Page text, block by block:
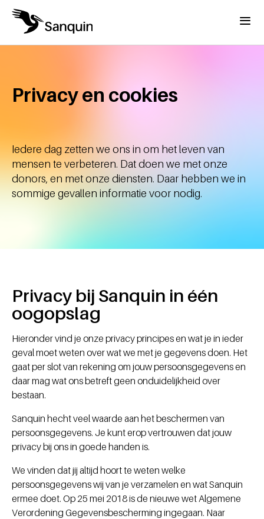
Overslaan en naar de inhoud gaan
Menu
Privacy en cookies
Iedere dag zetten we ons in om het leven van
mensen te verbeteren. Dat doen we met onze
donors, en met onze diensten. Daar hebben we in
sommige gevallen informatie voor nodig.
Privacy bij Sanquin in één
oogopslag
Hieronder vind je onze privacy principes en wat je in ieder
geval moet weten over wat we met je gegevens doen. Het
gaat per slot van rekening om jouw persoonsgegevens en
daar mag wat ons betreft geen onduidelijkheid over
bestaan.
Sanquin hecht veel waarde aan het beschermen van
persoonsgegevens. Je kunt erop vertrouwen dat jouw
privacy bij ons in goede handen is.
We vinden dat jij altijd hoort te weten welke
persoonsgegevens wij van je verzamelen en wat Sanquin
ermee doet. Op 25 mei 2018 is de nieuwe wet Algemene
Verordening Gegevensbescherming ingegaan. Naar